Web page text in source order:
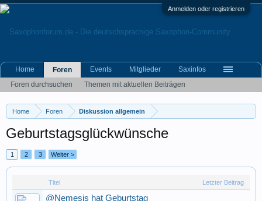
Anmelden oder registrieren
Home Foren Diskussion allgemein
Geburtstagsglückwünsche
1 2 3 Weiter >
Titel Letzter Beitrag
@Nemesis hat Geburtstag
Home
Foren
Foren durchsuchen
Themen mit aktuellen Beiträgen
Events Mitglieder Saxinfos